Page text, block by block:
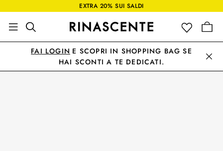
EXTRA 20% SUI SALDI
FAI LOGIN E SCOPRI IN SHOPPING BAG SE
HAI SCONTI A TE DEDICATI.